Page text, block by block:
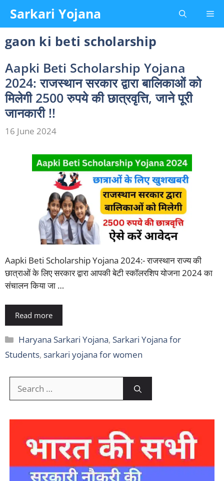
content
Sarkari Yojana
gaon ki beti scholarship
Aapki Beti Scholarship Yojana
2024: राजस्थान सरकार द्वारा बालिकाओं को
मिलेगी 2500 रुपये की छात्रवृत्ति, जाने पूरी
जानकारी !!
16 June 2024
Aapki Beti Scholarship Yojana 2024:- राजस्थान राज्य की
छात्राओं के लिए सरकार द्वारा आपकी बेटी स्कॉलरशिप योजना 2024 का
संचालन किया जा …
Read more
Categories
Haryana Sarkari Yojana, Sarkari Yojana for
Students, sarkari yojana for women
for: